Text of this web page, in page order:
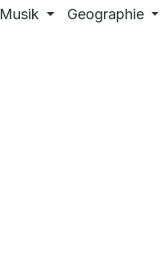
Musik Geographie